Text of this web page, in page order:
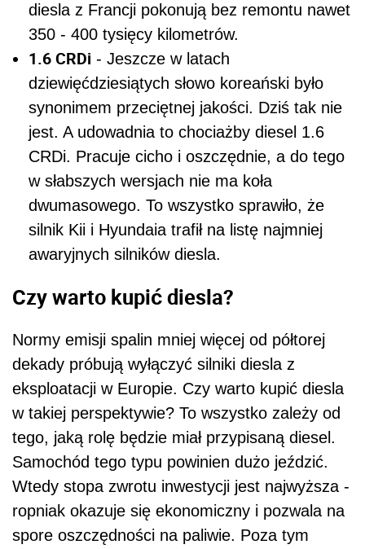
diesla z Francji pokonują bez remontu nawet
350 - 400 tysięcy kilometrów.
1.6 CRDi - Jeszcze w latach
dziewięćdziesiątych słowo koreański było
synonimem przeciętnej jakości. Dziś tak nie
jest. A udowadnia to chociażby diesel 1.6
CRDi. Pracuje cicho i oszczędnie, a do tego
w słabszych wersjach nie ma koła
dwumasowego. To wszystko sprawiło, że
silnik Kii i Hyundaia trafił na listę najmniej
awaryjnych silników diesla.
Czy warto kupić diesla?
Normy emisji spalin mniej więcej od półtorej
dekady próbują wyłączyć silniki diesla z
eksploatacji w Europie. Czy warto kupić diesla
w takiej perspektywie? To wszystko zależy od
tego, jaką rolę będzie miał przypisaną diesel.
Samochód tego typu powinien dużo jeździć.
Wtedy stopa zwrotu inwestycji jest najwyższa -
ropniak okazuje się ekonomiczny i pozwala na
spore oszczędności na paliwie. Poza tym